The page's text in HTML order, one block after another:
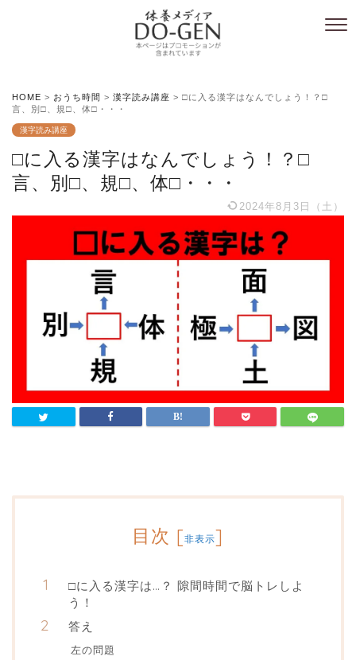
HOME > おうち時間 > 漢字読み講座 > □に入る漢字はなんでしょう！？□
言、別□、規□、体□・・・
漢字読み講座
□に入る漢字はなんでしょう！？□
言、別□、規□、体□・・・
2024年8月3日（土）
目次 [非表示]
□に入る漢字は…？ 隙間時間で脳トレしよ
う！
答え
左の問題